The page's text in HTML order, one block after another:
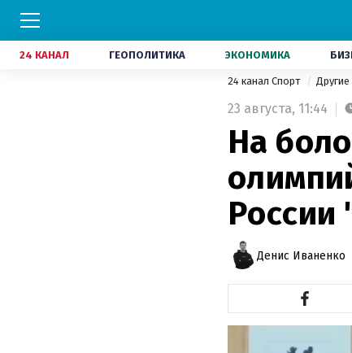
24 КАНАЛ ГЕОПОЛИТИКА ЭКОНОМИКА
24 канал Спорт
23 августа, 11:44
На
России
Денис Иваненко